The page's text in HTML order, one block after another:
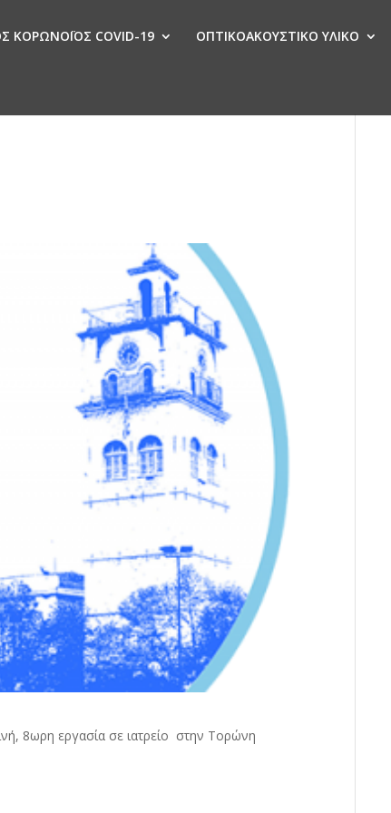
ΚΟΡΩΝΟΪΟΣ COVID-19 ΟΠΤΙΚΟΑΚΟΥΣΤΙΚΟ ΥΛΙΚΟ
8ωρη εργασία σε ιατρείο στην Τορώνη